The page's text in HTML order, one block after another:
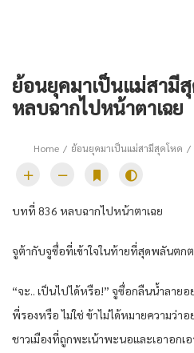
ย้อนยุคมาเป็นแม่สามี
หลบฉากไปหน้าตาเฉย
Home ย้อนยุคมาเป็นแม่สามีสุดโหด
บทที่ 836 หลบฉากไปหน้าตาเฉย
จูต้ากับจูซื่อที่เข้าใจในท้ายที่สุดพลันตก
“จะ.. เป็นไปได้หรือ!” จูซื่อกลืนน้ำลายอ
พี่รองหรือ ไม่ใช่ ข้าไม่ได้หมายความว่า
ชาวเมืองที่ถูกพะเน้าพะนอและเอาอกเ